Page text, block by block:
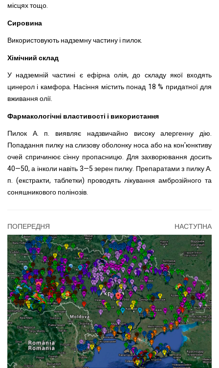
місцях тощо.
Сировина
Використовують надземну частину і пилок.
Хімічний склад
У надземній частині є ефірна олія, до складу якої входять
цинерол і камфора. Насіння містить понад 18 % придатної для
вживання олії.
Фармакологічні властивості і використання
Пилок А. п. виявляє
надзвичайно високу алергенну дію.
Попадання пилку на слизову оболонку носа або на кон'юнктиву
очей спричинює сінну пропасницю. Для захворювання досить
40—50, а інколи навіть 3—5 зерен пилку. Препаратами з пилку А.
п. (екстракти, таблетки) проводять лікування амброзійного та
соняшникового полінозів.
ПОПЕРЕДНЯ НАСТУПНА